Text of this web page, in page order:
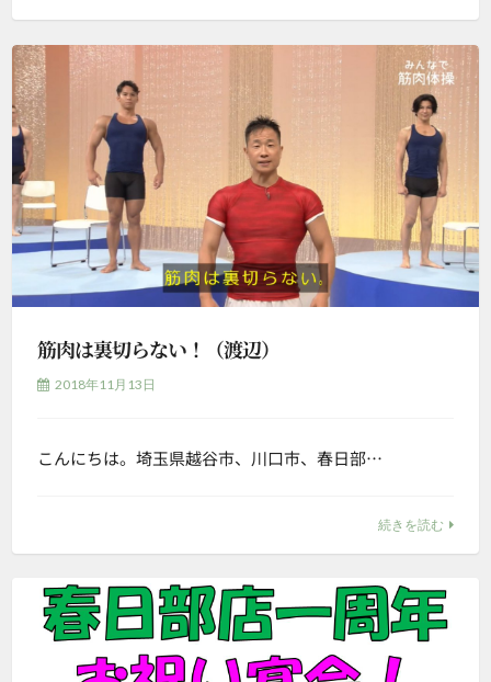
筋肉は裏切らない！（渡辺）
2018年11月13日
こんにちは。埼玉県越谷市、川口市、春日部…
続きを読む